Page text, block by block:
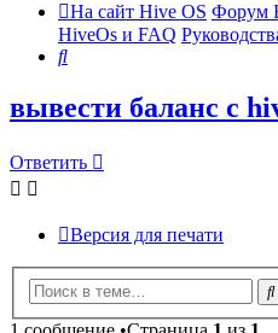
На сайт Hive OS Форум
HiveOs и FAQ
Поиск
вывести баланс с
Ответить
Версия для печати